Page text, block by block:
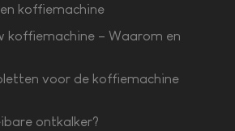
koffiemachine
koffiemachine – Waarom en
voor de koffiemachine
ontkalker?